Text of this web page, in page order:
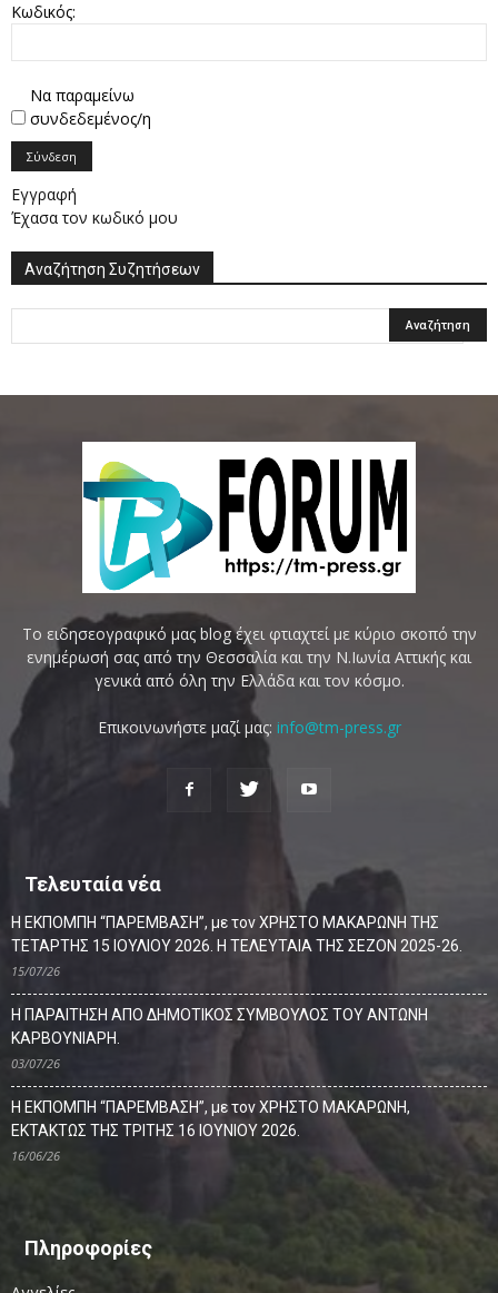
Κωδικός:
Να παραμείνω
συνδεδεμένος/η
Σύνδεση
Εγγραφή
Έχασα τον κωδικό μου
Αναζήτηση Συζητήσεων
Το ειδησεογραφικό μας blog έχει φτιαχτεί με κύριο σκοπό την
ενημέρωσή σας από την Θεσσαλία και την Ν.Ιωνία Αττικής και
γενικά από όλη την Ελλάδα και τον κόσμο.
Επικοινωνήστε μαζί μας: info@tm-press.gr
Τελευταία νέα
Η ΕΚΠΟΜΠΗ “ΠΑΡΕΜΒΑΣΗ”, με τον ΧΡΗΣΤΟ ΜΑΚΑΡΩΝΗ ΤΗΣ
ΤΕΤΑΡΤΗΣ 15 ΙΟΥΛΙΟΥ 2026. Η ΤΕΛΕΥΤΑΙΑ ΤΗΣ ΣΕΖΟΝ 2025-26.
15/07/26
Η ΠΑΡΑΙΤΗΣΗ ΑΠΟ ΔΗΜΟΤΙΚΟΣ ΣΥΜΒΟΥΛΟΣ ΤΟΥ ΑΝΤΩΝΗ
ΚΑΡΒΟΥΝΙΑΡΗ.
03/07/26
Η ΕΚΠΟΜΠΗ “ΠΑΡΕΜΒΑΣΗ”, με τον ΧΡΗΣΤΟ ΜΑΚΑΡΩΝΗ,
ΕΚΤΑΚΤΩΣ ΤΗΣ ΤΡΙΤΗΣ 16 ΙΟΥΝΙΟΥ 2026.
16/06/26
Πληροφορίες